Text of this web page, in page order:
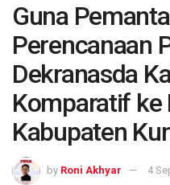
Guna
Perencanaan
Dekranasda
Komparatif ke
Kabupaten
by Roni Akhyar 4